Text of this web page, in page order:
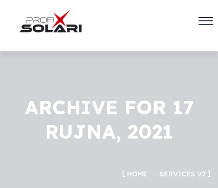
ARCHIVE FOR 17
RUJNA, 2021
HOME SERVICES V2